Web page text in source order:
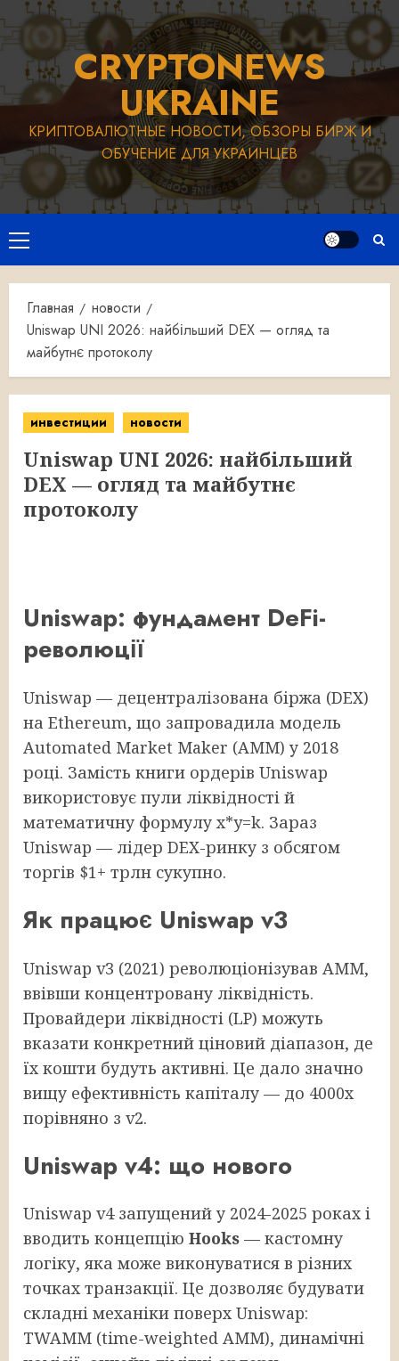
Перейти
к
содержимомуCRYPTONEWS
UKRAINE
КРИПТОВАЛЮТНЫЕ НОВОСТИ, ОБЗОРЫ БИРЖ И
ОБУЧЕНИЕ ДЛЯ УКРАИНЦЕВ
Основное
меню
Главная
новости
Uniswap UNI 2026: найбільший DEX — огляд та
майбутнє протоколу
инвестиции новости
Uniswap UNI 2026: найбільший
DEX — огляд та майбутнє
протоколу
Uniswap: фундамент DeFi-
революції
Uniswap — децентралізована біржа (DEX)
на Ethereum, що запровадила модель
Automated Market Maker (AMM) у 2018
році. Замість книги ордерів Uniswap
використовує пули ліквідності й
математичну формулу x*y=k. Зараз
Uniswap — лідер DEX-ринку з обсягом
торгів $1+ трлн сукупно.
Як працює Uniswap v3
Uniswap v3 (2021) революціонізував AMM,
ввівши концентровану ліквідність.
Провайдери ліквідності (LP) можуть
вказати конкретний ціновий діапазон, де
їх кошти будуть активні. Це дало значно
вищу ефективність капіталу — до 4000x
порівняно з v2.
Uniswap v4: що нового
Uniswap v4 запущений у 2024-2025 роках і
вводить концепцію Hooks — кастомну
логіку, яка може виконуватися в різних
точках транзакції. Це дозволяє будувати
складні механіки поверх Uniswap:
TWAMM (time-weighted AMM), динамічні